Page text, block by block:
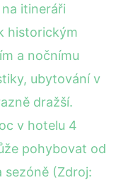
itineráři
historickým
a nočnímu
ubytování v
dražší.
v hotelu 4
pohybovat od
sezóně (Zdroj: